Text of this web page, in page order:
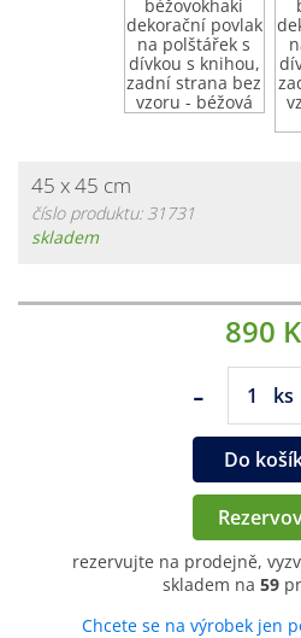
45 x 45 cm
číslo produktu: 31731
skladem
890
- ks
Do
rezervujte na prodejně,
skladem na 59
Chcete se na výrobek jen